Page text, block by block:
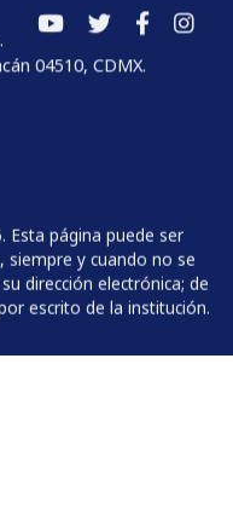
04510, CDMX.
Esta página puede ser
siempre y cuando no se
dirección electrónica; de
escrito de la institución.